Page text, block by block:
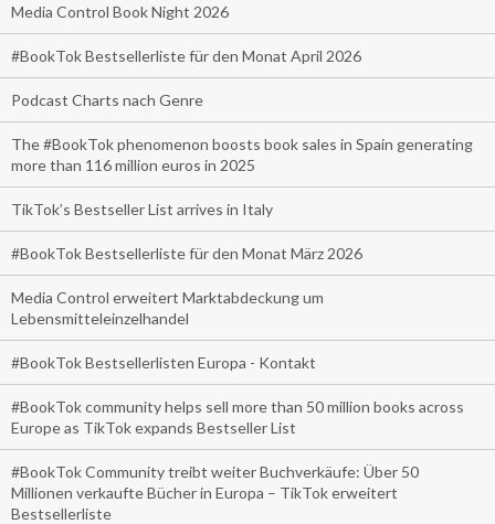
Media Control Book Night 2026
#BookTok Bestsellerliste für den Monat April 2026
Podcast Charts nach Genre
The #BookTok phenomenon boosts book sales in Spain generating
more than 116 million euros in 2025
TikTok’s Bestseller List arrives in Italy
#BookTok Bestsellerliste für den Monat März 2026
Media Control erweitert Marktabdeckung um
Lebensmitteleinzelhandel
#BookTok Bestsellerlisten Europa - Kontakt
#BookTok community helps sell more than 50 million books across
Europe as TikTok expands Bestseller List
#BookTok Community treibt weiter Buchverkäufe: Über 50
Millionen verkaufte Bücher in Europa – TikTok erweitert
Bestsellerliste